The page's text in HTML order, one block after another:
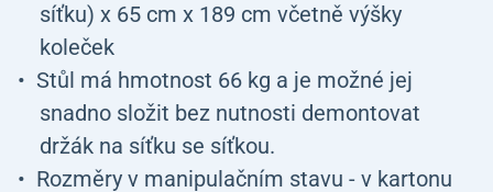
síťku) x 65 cm x 189 cm včetně výšky
koleček
Stůl má hmotnost 66 kg a je možné jej
snadno složit bez nutnosti demontovat
držák na síťku se síťkou.
Rozměry v manipulačním stavu - v kartonu